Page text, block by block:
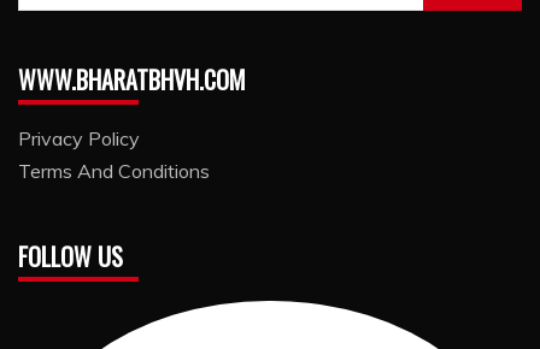
for:
WWW.BHARATBHVH.COM
Privacy Policy
Terms And Conditions
FOLLOW US